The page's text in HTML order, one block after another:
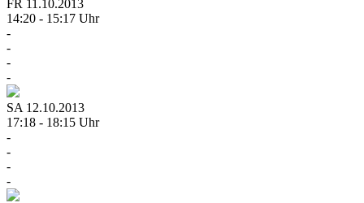
FR 11.10.2013
14:20 - 15:17 Uhr
-
-
-
-
SA 12.10.2013
17:18 - 18:15 Uhr
-
-
-
-